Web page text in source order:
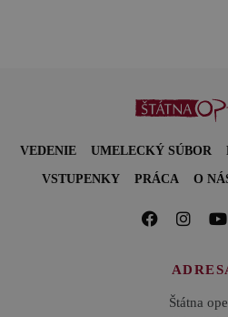
VEDENIE UMELECKÝ SÚBOR
VSTUPENKY PRÁCA O
Štátna